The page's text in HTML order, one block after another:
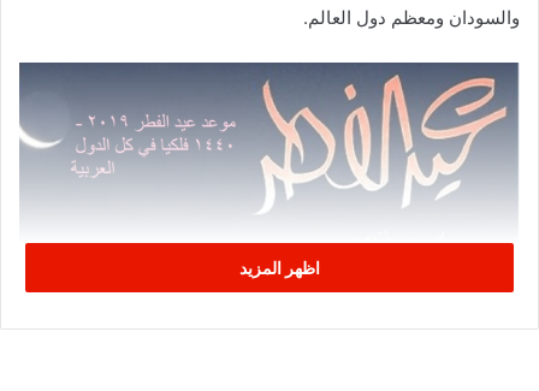
والسودان ومعظم دول العالم.
اظهر المزيد